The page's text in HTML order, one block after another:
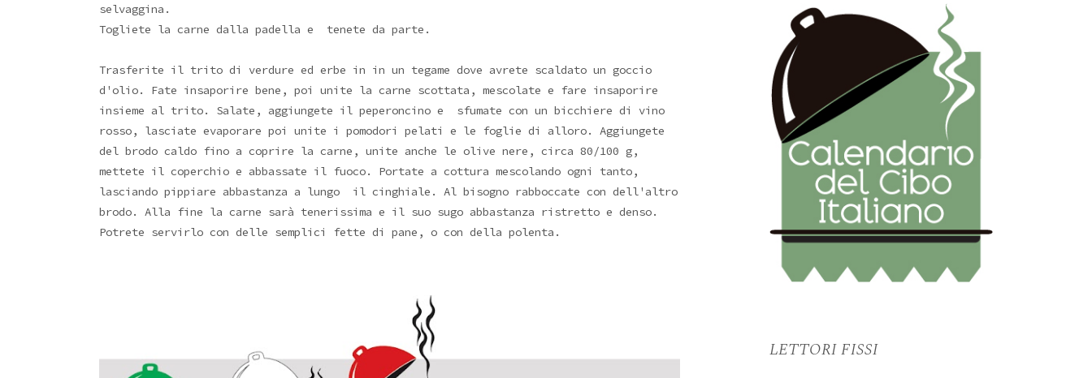
selvaggina.
Togliete la carne dalla padella e tenete da parte.
Trasferite il trito di verdure ed erbe in in un tegame dove avrete scaldato un goccio
d'olio. Fate insaporire bene, poi unite la carne scottata, mescolate e fare insaporire
insieme al trito. Salate, aggiungete il peperoncino e sfumate con un bicchiere di vino
rosso, lasciate evaporare poi unite i pomodori pelati e le foglie di alloro. Aggiungete
del brodo caldo fino a coprire la carne, unite anche le olive nere, circa 80/100 g,
mettete il coperchio e abbassate il fuoco. Portate a cottura mescolando ogni tanto,
lasciando pippiare abbastanza a lungo il cinghiale. Al bisogno rabboccate con dell'altro
brodo. Alla fine la carne sarà tenerissima e il suo sugo abbastanza ristretto e denso.
Potrete servirlo con delle semplici fette di pane, o con della polenta.
LETTORI FISSI